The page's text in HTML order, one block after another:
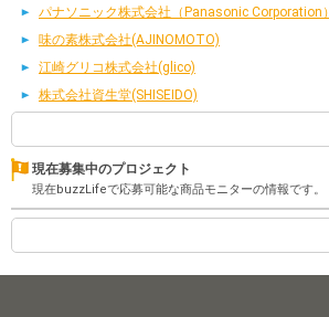
パナソニック株式会社（Panasonic Corporation）
味の素株式会社(AJINOMOTO)
江崎グリコ株式会社(glico)
株式会社資生堂(SHISEIDO)
現在募集中のプロジェクト
現在buzzLifeで応募可能な商品モニターの情報です。